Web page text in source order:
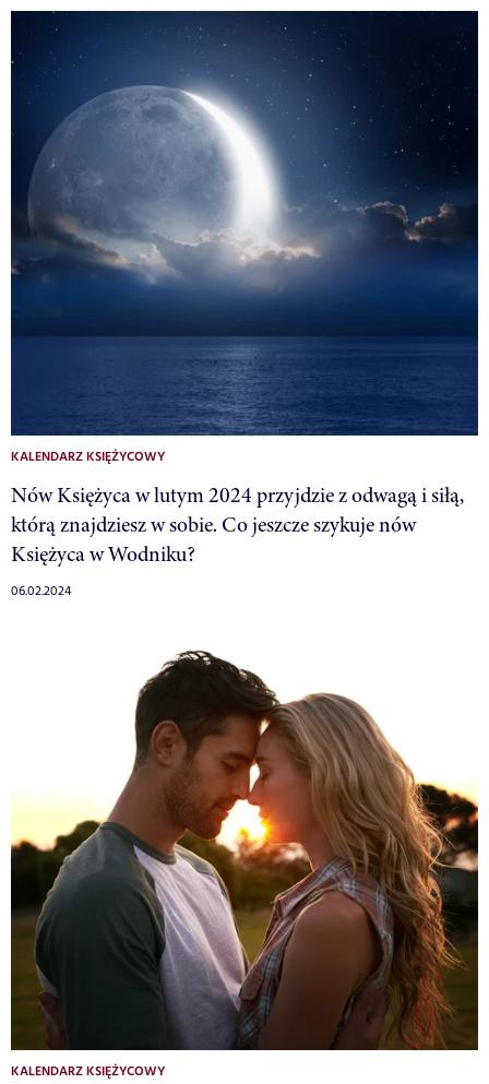
KALENDARZ KSIĘŻYCOWY
Nów Księżyca w lutym 2024 przyjdzie z odwagą i siłą,
którą znajdziesz w sobie. Co jeszcze szykuje nów
Księżyca w Wodniku?
06.02.2024
KALENDARZ KSIĘŻYCOWY